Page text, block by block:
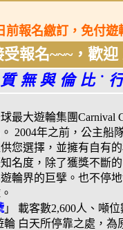
報名繳訂，免付遊
受報名~~~，歡
無與倫比˙
最大遊輪集團Carnival
2004年之前，公主船
您選擇，並擁有自有
名度，除了獲獎不斷
輪界的巨擘。也不停
」 載客數2,600人、噸
輪 白天所停靠之處，